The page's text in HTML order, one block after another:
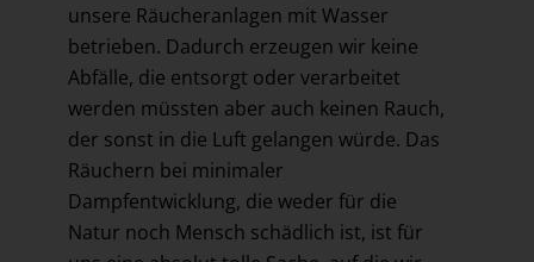
unsere Räucheranlagen mit Wasser
betrieben. Dadurch erzeugen wir keine
Abfälle, die entsorgt oder verarbeitet
werden müssten aber auch keinen Rauch,
der sonst in die Luft gelangen würde. Das
Räuchern bei minimaler
Dampfentwicklung, die weder für die
Natur noch Mensch schädlich ist, ist für